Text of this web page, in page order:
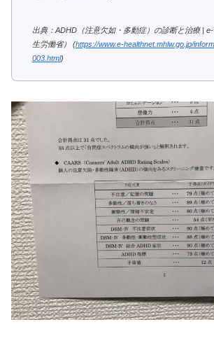
出典：ADHD（注意欠如・多動症）の診断と治療 |
生労働省） (https://www.e-healthnet.mhlw.go.jp/
003.html)